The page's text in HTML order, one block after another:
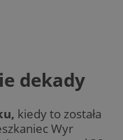
dekady
kiedy to została
Wyr